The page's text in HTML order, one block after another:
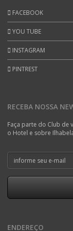
FACEBOOK
YOU TUBE
INSTAGRAM
PINTREST
RECEBA NOSSA
Faça parte do Club de
o Hotel e sobre
ENDEREÇO